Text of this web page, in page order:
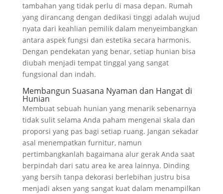
tambahan yang tidak perlu di masa depan. Rumah
yang dirancang dengan dedikasi tinggi adalah wujud
nyata dari keahlian pemilik dalam menyeimbangkan
antara aspek fungsi dan estetika secara harmonis.
Dengan pendekatan yang benar, setiap hunian bisa
diubah menjadi tempat tinggal yang sangat
fungsional dan indah.
Membangun Suasana Nyaman dan Hangat di
Hunian
Membuat sebuah hunian yang menarik sebenarnya
tidak sulit selama Anda paham mengenai skala dan
proporsi yang pas bagi setiap ruang. Jangan sekadar
asal menempatkan furnitur, namun
pertimbangkanlah bagaimana alur gerak Anda saat
berpindah dari satu area ke area lainnya. Dinding
yang bersih tanpa dekorasi berlebihan justru bisa
menjadi aksen yang sangat kuat dalam menampilkan